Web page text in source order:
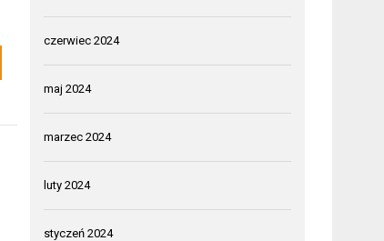
czerwiec 2024
maj 2024
marzec 2024
luty 2024
styczeń 2024